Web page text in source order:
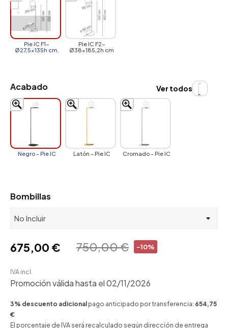
Pie IC F1-
Ø27,5x135h cm.
Pie IC F2-
Ø38x185,2h cm
Acabado
Negro - Pie IC Latón - Pie IC Cromado - Pie IC
Ver todos
Bombillas
-10%
750,00 €
675,00 €
IVA incl.
Promoción válida hasta el 02/11/2026
3% descuento adicional pago anticipado por transferencia: 654,75
€
El porcentaje de IVA será recalculado según dirección de entrega